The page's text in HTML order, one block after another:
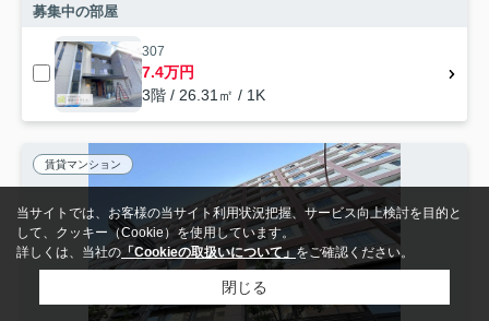
募集中の部屋
307
7.4万円
3階 / 26.31㎡ / 1K
賃貸マンション
当サイトでは、お客様の当サイト利用状況把握、サービス向上検討を目的と
して、クッキー（Cookie）を使用しています。
詳しくは、当社の 「Cookieの取扱いについて」をご確認ください。
閉じる